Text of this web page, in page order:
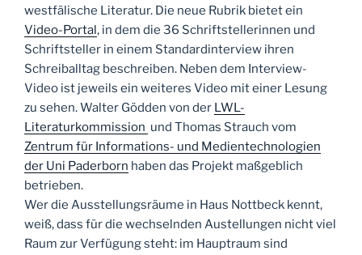
westfälische Literatur. Die neue Rubrik bietet ein
Video-Portal, in dem die 36 Schriftstellerinnen und
Schriftsteller in einem Standardinterview ihren
Schreiballtag beschreiben. Neben dem Interview-
Video ist jeweils ein weiteres Video mit einer Lesung
zu sehen. Walter Gödden von der LWL-
Literaturkommission und Thomas Strauch vom
Zentrum für Informations- und Medientechnologien
der Uni Paderborn haben das Projekt maßgeblich
betrieben.
Wer die Ausstellungsräume in Haus Nottbeck kennt,
weiß, dass für die wechselnden Austellungen nicht viel
Raum zur Verfügung steht: im Hauptraum sind